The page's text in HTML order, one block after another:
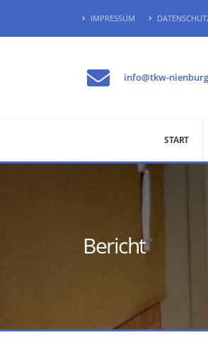
IMPRESSUM
info@tkw-
START
Bericht